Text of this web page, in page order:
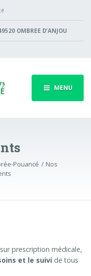
OMBREE D’ANJOU
MENU
Pouancé
Nos
prescription médicale,
et le suivi de tous